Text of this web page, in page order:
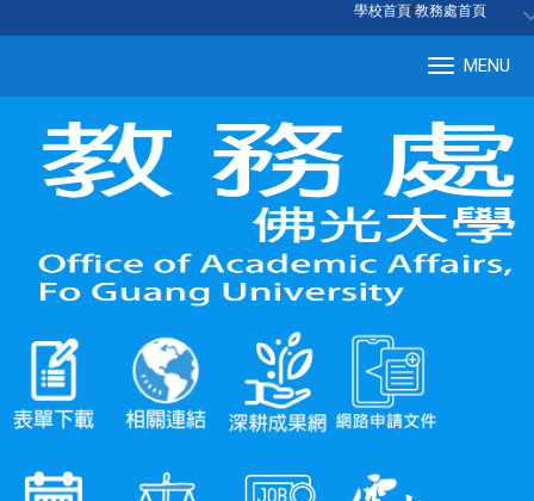
學校首頁 教務處首頁
MENU